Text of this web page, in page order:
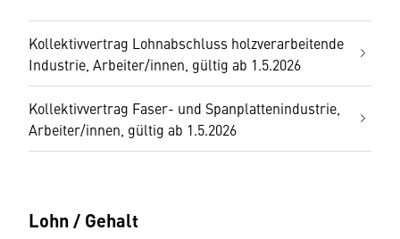
Kollektivvertrag Lohnabschluss holzverarbeitende
Industrie, Arbeiter/innen, gültig ab 1.5.2026
Kollektivvertrag Faser- und Spanplattenindustrie,
Arbeiter/innen, gültig ab 1.5.2026
Lohn / Gehalt